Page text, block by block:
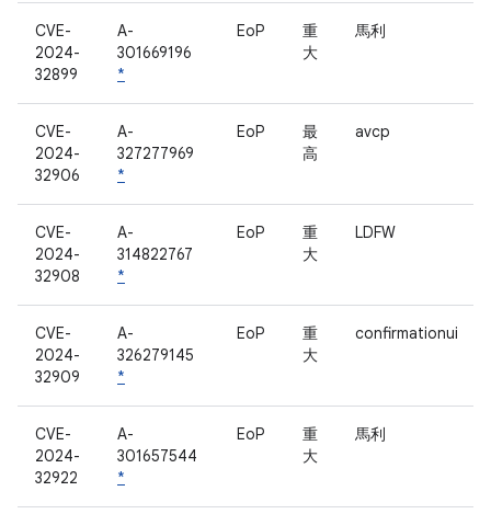
CVE-
2024-
32899
A-
301669196
*
EoP
重
大
馬利
CVE-
2024-
32906
A-
327277969
*
EoP
最
高
avcp
CVE-
2024-
32908
A-
314822767
*
EoP
重
大
LDFW
CVE-
2024-
32909
A-
326279145
*
EoP
重
大
confirmationui
CVE-
2024-
32922
A-
301657544
*
EoP
重
大
馬利